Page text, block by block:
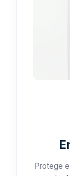
Protege